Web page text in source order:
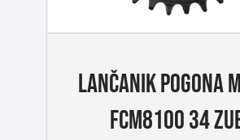
LANČANIK POGONA
FCM8100 34